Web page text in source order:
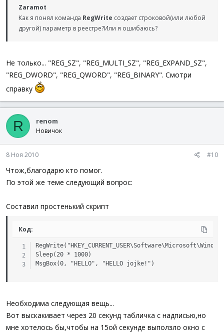
Zaramot
Как я понял команда RegWrite создает строковой(или любой
другой) параметр в реестре?Или я ошибаюсь?
Не только... "REG_SZ", "REG_MULTI_SZ", "REG_EXPAND_SZ",
"REG_DWORD", "REG_QWORD", "REG_BINARY". Смотри
справку
R renom
Новичок
8 Ноя 2010 #10
Чтож,благодарю кто помог.
По этой же теме следующий вопрос:
Составил простенький скрипт
Код:
Sleep(20 * 1000)
MsgBox(0, "HELLO", "HELLO jojke!")
Необходима следующая вещь...
Вот выскакивает через 20 секунд табличка с надписью,но
мне хотелось бы,чтобы на 15ой секунде выползло окно с